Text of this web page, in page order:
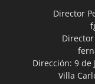
Director
Dirección: 9 de
Villa